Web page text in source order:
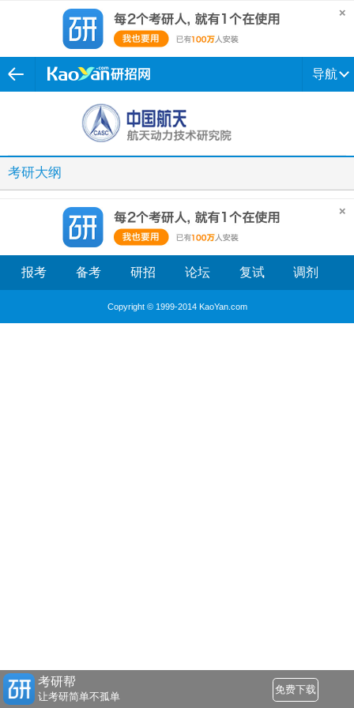
导航
考研大纲
报考 备考 研招 论坛 复试 调剂
Copyright © 1999-2014 KaoYan.com
考研帮
让考研简单不孤单
免费下载